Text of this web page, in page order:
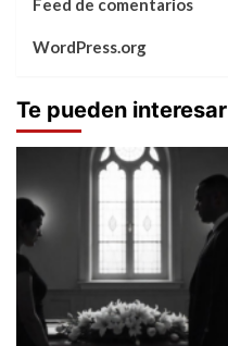
Feed de comentarios
WordPress.org
Te pueden interesar